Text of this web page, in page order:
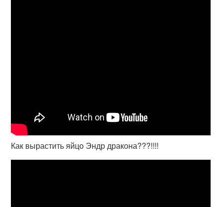
Как вырастить яйцо Эндр дракона???!!!!